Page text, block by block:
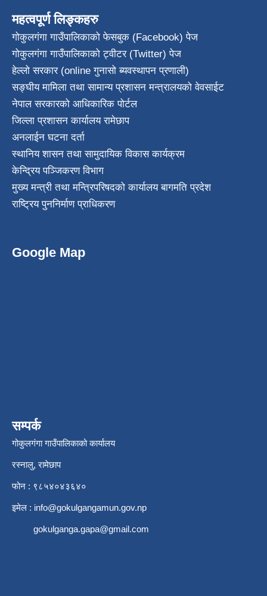
महत्वपूर्ण लिङ्कहरु
गोकुलगंगा गाउँपालिकाको फेसबुक (Facebook) पेज
गोकुलगंगा गाउँपालिकाको ट्वीटर (Twitter) पेज
हेल्लो सरकार (online गुनासो ब्यवस्थापन प्रणाली)
सङ्घीय मामिला तथा सामान्य प्रशासन मन्त्रालयको वेवसाईट
नेपाल सरकारको आधिकारिक पोर्टल
जिल्ला प्रशासन कार्यालय रामेछाप
अनलाईन घटना दर्ता
स्थानिय शासन तथा सामुदायिक विकास कार्यक्रम
केन्द्रिय पञ्जिकरण विभाग
मुख्य मन्त्री तथा मन्त्रिपरिषदको कार्यालय बागमति प्रदेश
राष्ट्रिय पुननिर्माण प्राधिकरण
Google Map
सम्पर्क
गोकुलगंगा गाउँपालिकाको कार्यालय
रस्नालु, रामेछाप
फोन : ९८५४०४३६४०
इमेल : info@gokulgangamun.gov.np
gokulganga.gapa@gmail.com